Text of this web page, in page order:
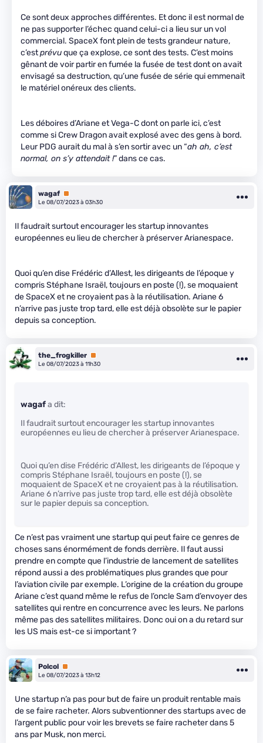
Ce sont deux approches différentes. Et donc il est normal de
ne pas supporter l’échec quand celui-ci a lieu sur un vol
commercial. SpaceX font plein de tests grandeur nature,
c’estprévuque ça explose, ce sont des tests. C’est moins
gênant de voir partir en fumée la fusée de test dont on avait
envisagé sa destruction, qu’une fusée de série qui emmenait
le matériel onéreux des clients.
Les déboires d’Ariane et Vega-C dont on parle ici, c’est
comme si Crew Dragon avait explosé avec des gens à bord.
Leur PDG aurait du mal à s’en sortir avec un “ah ah, c’est
normal, on s’y attendait !” dans ce cas.
wagaf Premium
Le 08/07/2023 à 03h30
Il faudrait surtout encourager les startup innovantes
européennes eu lieu de chercher à préserver Arianespace.
Quoi qu’en dise Frédéric d’Allest, les dirigeants de l’époque y
compris Stéphane Israël, toujours en poste (!), se moquaient
de SpaceX et ne croyaient pas à la réutilisation. Ariane 6
n’arrive pas juste trop tard, elle est déjà obsolète sur le papier
depuis sa conception.
the_frogkiller Premium
Le 08/07/2023 à 11h30
wagafa dit:
Il faudrait surtout encourager les startup innovantes
européennes eu lieu de chercher à préserver Arianespace.
Quoi qu’en dise Frédéric d’Allest, les dirigeants de l’époque y
compris Stéphane Israël, toujours en poste (!), se
moquaient de SpaceX et ne croyaient pas à la réutilisation.
Ariane 6 n’arrive pas juste trop tard, elle est déjà obsolète
sur le papier depuis sa conception.
Ce n’est pas vraiment une startup qui peut faire ce genres de
choses sans énormément de fonds derrière. Il faut aussi
prendre en compte que l’industrie de lancement de satellites
répond aussi a des problématiques plus grandes que pour
l’aviation civile par exemple. L’origine de la création du groupe
Ariane c’est quand même le refus de l’oncle Sam d’envoyer des
satellites qui rentre en concurrence avec les leurs. Ne parlons
même pas des satellites militaires. Donc oui on a du retard sur
les US mais est-ce si important ?
Polcol Premium
Le 08/07/2023 à 13h12
Une startup n’a pas pour but de faire un produit rentable mais
de se faire racheter. Alors subventionner des startups avec de
l’argent public pour voir les brevets se faire racheter dans 5
ans par Musk, non merci.